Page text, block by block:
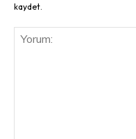
kaydet.